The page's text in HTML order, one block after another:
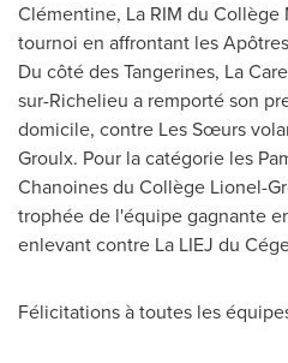
Clémentine, La RIM du
tournoi en affrontant les
Du côté des Tangerines, La
sur-Richelieu a remporté son
domicile, contre Les Sœurs
Groulx. Pour la catégorie les
Chanoines du Collège Lionel-
trophée de l'équipe gagnante
enlevant contre La LIEJ du
Félicitations à toutes les